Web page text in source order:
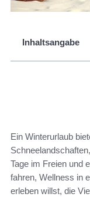
Inhaltsangabe
Ein Winterurlaub
Tage im Freien und
fahren, Wellness in
erleben willst, die